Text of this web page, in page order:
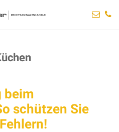
beim
schützen Sie